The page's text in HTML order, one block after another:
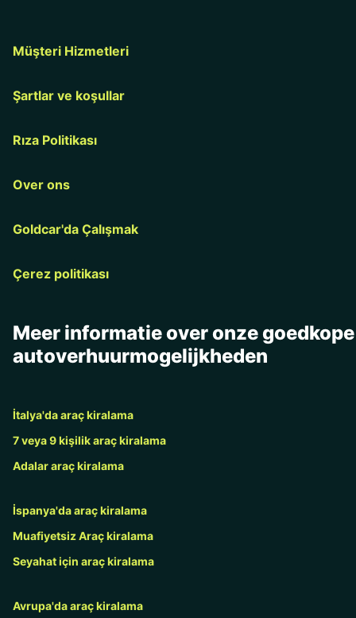
Müşteri Hizmetleri
Şartlar ve koşullar
Rıza Politikası
Over ons
Goldcar'da Çalışmak
Çerez politikası
Meer informatie over onze goedkope
autoverhuurmogelijkheden
İtalya'da araç kiralama
7 veya 9 kişilik araç kiralama
Adalar araç kiralama
İspanya'da araç kiralama
Muafiyetsiz Araç kiralama
Seyahat için araç kiralama
Avrupa'da araç kiralama